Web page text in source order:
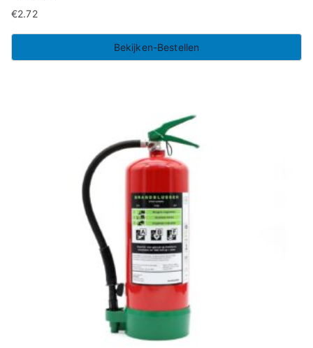
€2.72
Bekijken-Bestellen